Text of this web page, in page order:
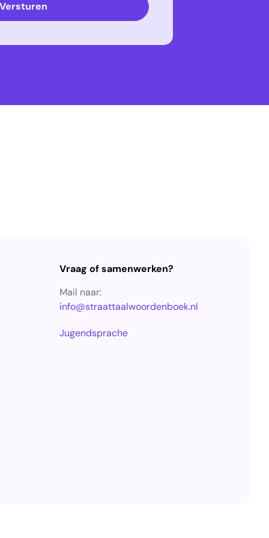
Versturen
Vraag of samenwerken?
Mail naar:
info@straattaalwoordenboek.nl
Jugendsprache